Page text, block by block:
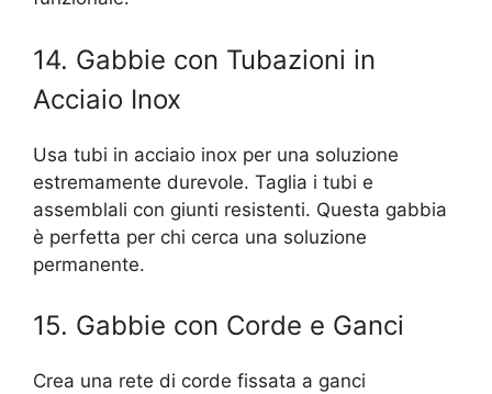
14. Gabbie con Tubazioni in
Acciaio Inox
Usa tubi in acciaio inox per una soluzione
estremamente durevole. Taglia i tubi e
assemblali con giunti resistenti. Questa gabbia
è perfetta per chi cerca una soluzione
permanente.
15. Gabbie con Corde e Ganci
Crea una rete di corde fissata a ganci